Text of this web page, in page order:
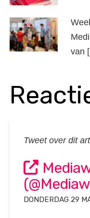
van
Tweet over dit
DONDERDAG 29